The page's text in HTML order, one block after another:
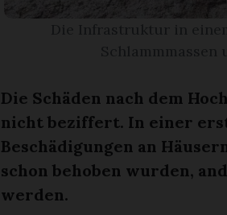
Die Schäden nach dem
nicht beziffert. In einer
Beschädigungen an
schon behoben wurden,
werden.